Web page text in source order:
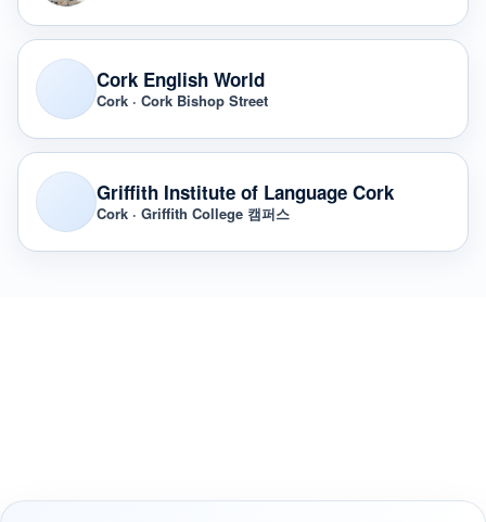
Cork English World
Cork · Cork Bishop Street
Griffith Institute of Language Cork
Cork · Griffith College 캠퍼스